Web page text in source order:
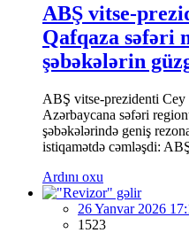
ABŞ vitse-
Qafqaza səfəri
şəbəkələrin
ABŞ vitse-prezidenti
Azərbaycana səfəri
şəbəkələrində geniş
istiqamətdə cəmləşdi:
Ardını oxu
26 Yanvar 2026
1523